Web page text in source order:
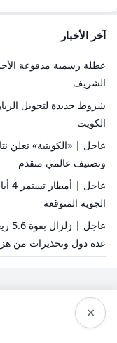
آخر الأخبار
عطلة رسمية مدفوعة الأجر
الشريف
شروط جديدة لتحويل
الكويت
وتصنيف عالمي متقدم
الجوية المتوقعة
عدة دول وتحذيرات من
×